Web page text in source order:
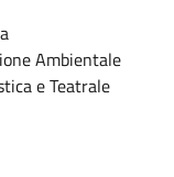
Ambientale
e Teatrale